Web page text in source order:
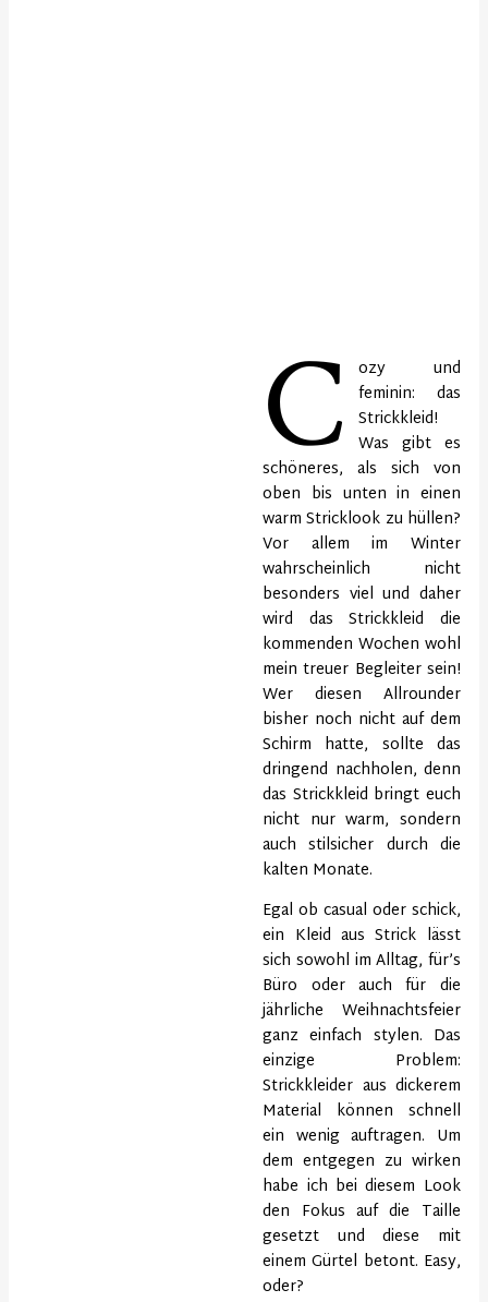
C
ozy und
feminin: das
Strickkleid!
Was gibt es
schöneres, als sich von
oben bis unten in einen
warm Stricklook zu hüllen?
Vor allem im Winter
wahrscheinlich nicht
besonders viel und daher
wird das Strickkleid die
kommenden Wochen wohl
mein treuer Begleiter sein!
Wer diesen Allrounder
bisher noch nicht auf dem
Schirm hatte, sollte das
dringend nachholen, denn
das Strickkleid bringt euch
nicht nur warm, sondern
auch stilsicher durch die
kalten Monate.
Egal ob casual oder schick,
ein Kleid aus Strick lässt
sich sowohl im Alltag, für’s
Büro oder auch für die
jährliche Weihnachtsfeier
ganz einfach stylen. Das
einzige Problem:
Strickkleider aus dickerem
Material können schnell
ein wenig auftragen. Um
dem entgegen zu wirken
habe ich bei diesem Look
den Fokus auf die Taille
gesetzt und diese mit
einem Gürtel betont. Easy,
oder?